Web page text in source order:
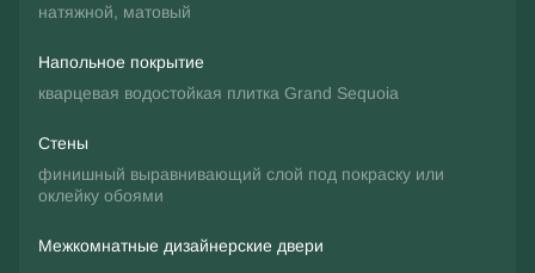
натяжной, матовый
Напольное покрытие
кварцевая водостойкая плитка Grand Sequoia
Стены
финишный выравнивающий слой под покраску или
оклейку обоями
Межкомнатные дизайнерские двери